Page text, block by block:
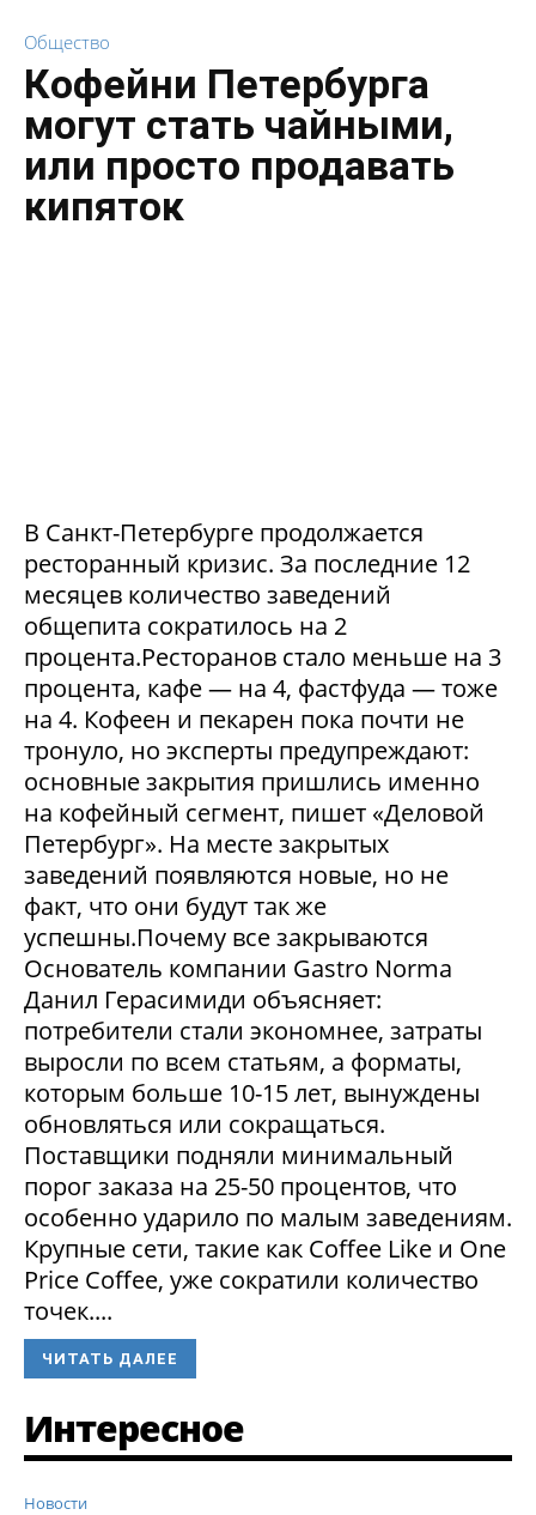
Общество
Кофейни Петербурга
могут стать чайными,
или просто продавать
кипяток
В Санкт-Петербурге продолжается
ресторанный кризис. За последние 12
месяцев количество заведений
общепита сократилось на 2
процента.Ресторанов стало меньше на 3
процента, кафе — на 4, фастфуда — тоже
на 4. Кофеен и пекарен пока почти не
тронуло, но эксперты предупреждают:
основные закрытия пришлись именно
на кофейный сегмент, пишет «Деловой
Петербург». На месте закрытых
заведений появляются новые, но не
факт, что они будут так же
успешны.Почему все закрываются
Основатель компании Gastro Norma
Данил Герасимиди объясняет:
потребители стали экономнее, затраты
выросли по всем статьям, а форматы,
которым больше 10-15 лет, вынуждены
обновляться или сокращаться.
Поставщики подняли минимальный
порог заказа на 25-50 процентов, что
особенно ударило по малым заведениям.
Крупные сети, такие как Coffee Like и One
Price Coffee, уже сократили количество
точек....
ЧИТАТЬ ДАЛЕЕ
Интересное
Новости